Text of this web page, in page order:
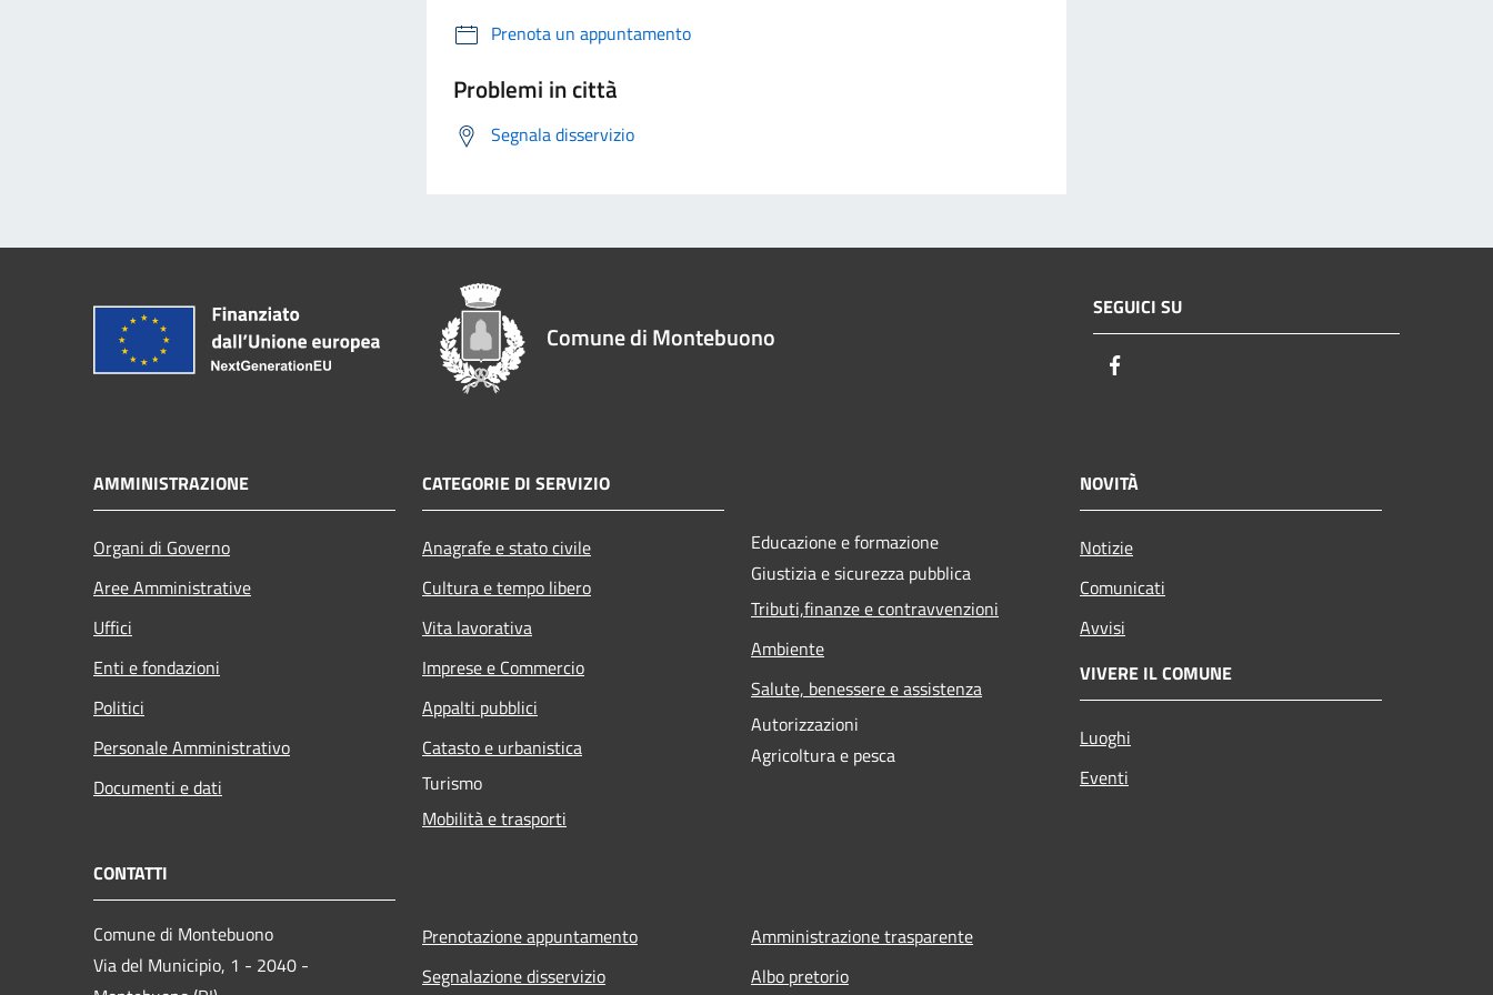
Prenota un appuntamento
Problemi in città
Segnala disservizio
Comune di Montebuono
SEGUICI SU
AMMINISTRAZIONE
Organi di Governo
Aree Amministrative
Uffici
Enti e fondazioni
Politici
Personale Amministrativo
Documenti e dati
CATEGORIE DI SERVIZIO
Anagrafe e stato civile
Cultura e tempo libero
Vita lavorativa
Imprese e Commercio
Appalti pubblici
Catasto e urbanistica
Turismo
Mobilità e trasporti
Educazione e formazione
Giustizia e sicurezza pubblica
Tributi,finanze e contravvenzioni
Ambiente
Salute, benessere e assistenza
Autorizzazioni
Agricoltura e pesca
NOVITÀ
Notizie
Comunicati
Avvisi
VIVERE IL COMUNE
Luoghi
Eventi
CONTATTI
Comune di Montebuono
Via del Municipio, 1 - 2040 -
Prenotazione appuntamento
Segnalazione disservizio
Amministrazione trasparente
Albo pretorio